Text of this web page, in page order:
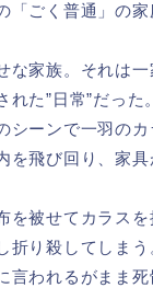
「ごく普通」の
な家族。それは
た”日常”だった。
シーンで一羽の
を飛び回り、家
を被せてカラスを
折り殺してしまう
言われるがまま